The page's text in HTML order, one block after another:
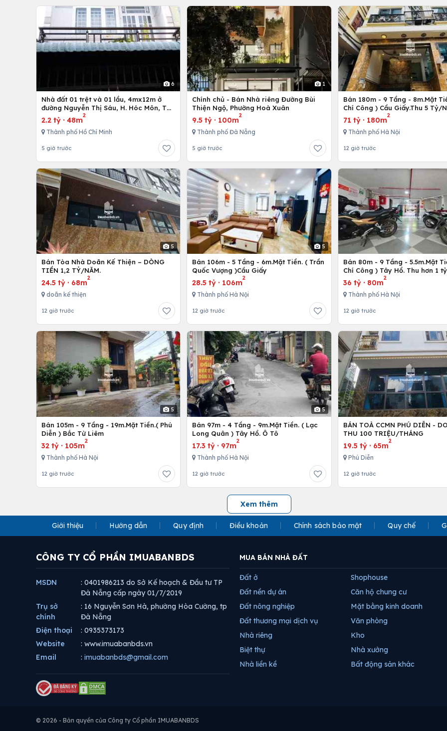
6
Nhà đất 01 trệt và 01 lầu, 4mx12m ở
đường Nguyễn Thị Sáu, H. Hóc Môn, Tp.
Hồ Chí Minh
2.2 tỷ · 48m
2
Thành phố Hồ Chí Minh
5 giờ trước
1
Chính chủ - Bán Nhà riêng Đường Bùi
Thiện Ngộ, Phường Hoà Xuân
9.5 tỷ · 100m
2
Thành phố Đà Nẵng
5 giờ trước
Bán 180m - 9 Tầng - 8m.Mặt
Chí Công ) Cầu Giấy.Thu 5 Tỷ/
71 tỷ· 180m
2
Thành phố Hà Nội
12 giờ trước
5
Bán Tòa Nhà Doãn Kế Thiện – DÒNG
TIỀN 1,2 TỶ/NĂM.
24.5 tỷ · 68m
2
doãn kế thiện
12 giờ trước
5
Bán 106m - 5 Tầng - 6m.Mặt Tiền. ( Trần
Quốc Vượng )Cầu Giấy
28.5 tỷ · 106m
2
Thành phố Hà Nội
12 giờ trước
Bán 80m - 9 Tầng - 5.5m.Mặt
Chí Công ) Tây Hồ. Thu hơn 1
36 tỷ· 80m
2
Thành phố Hà Nội
12 giờ trước
5
Bán 105m - 9 Tầng - 19m.Mặt Tiền.( Phú
Diễn ) Bắc Từ Liêm
32 tỷ · 105m
2
Thành phố Hà Nội
12 giờ trước
5
Bán 97m - 4 Tầng - 9m.Mặt Tiền. ( Lạc
Long Quân ) Tây Hồ. Ô Tô
17.3 tỷ · 97m
2
Thành phố Hà Nội
12 giờ trước
BÁN TOÀ CCMN PHÚ DIỄN -
THU 100 TRIỆU/THÁNG
19.5 tỷ· 65m
2
Phú Diễn
12 giờ trước
Xem thêm
Giới thiệu Hướng dẫn Quy định Điều khoản Chính sách bảo mật Quy chế
CÔNG TY CỔ PHẦN IMUABANBDS
MSDN
: 0401986213 do Sở Kế hoạch & Đầu tư TP
Đà Nẵng cấp ngày 01/7/2019
Trụ sở
chính
: 16 Nguyễn Sơn Hà, phường Hòa Cường, tp
Đà Nẵng
Điện thoại
: 0935373173
Website
: www.imuabanbds.vn
Email
: imuabanbds@gmail.com
MUA BÁN NHÀ ĐẤT
Đất ở
Đất nền dự án
Đất nông nghiệp
Đất thương mại dịch vụ
Nhà riêng
Biệt thự
Nhà liền kề
Shophouse
Căn hộ chung cư
Mặt bằng kinh doanh
Văn phòng
Kho
Nhà xưởng
Bất động sản khác
© 2026 - Bản quyền của Công ty Cổ phần IMUABANBDS